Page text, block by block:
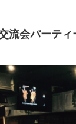
流会パーテ